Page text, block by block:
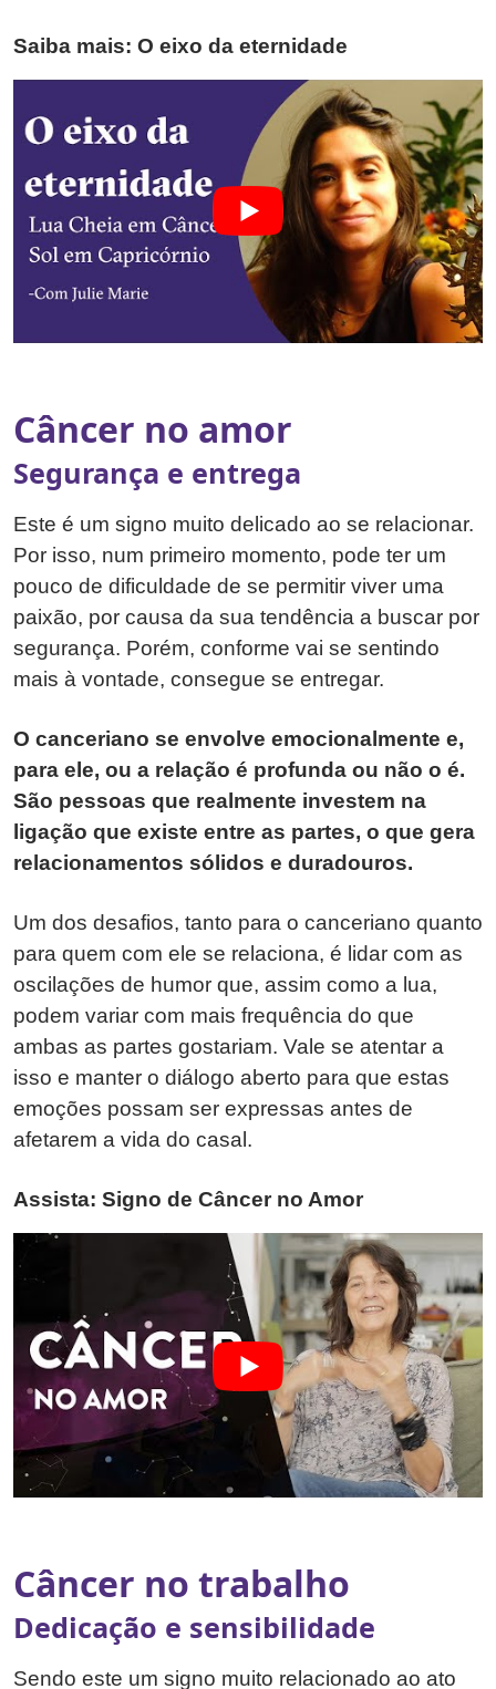
Saiba mais: O eixo da eternidade
Câncer no amor
Segurança e entrega
Este é um signo muito delicado ao se relacionar.
Por isso, num primeiro momento, pode ter um
pouco de dificuldade de se permitir viver uma
paixão, por causa da sua tendência a buscar por
segurança. Porém, conforme vai se sentindo
mais à vontade, consegue se entregar.
O canceriano se envolve emocionalmente e,
para ele, ou a relação é profunda ou não o é.
São pessoas que realmente investem na
ligação que existe entre as partes, o que gera
relacionamentos sólidos e duradouros.
Um dos desafios, tanto para o canceriano quanto
para quem com ele se relaciona, é lidar com as
oscilações de humor que, assim como a lua,
podem variar com mais frequência do que
ambas as partes gostariam. Vale se atentar a
isso e manter o diálogo aberto para que estas
emoções possam ser expressas antes de
afetarem a vida do casal.
Assista: Signo de Câncer no Amor
Câncer no trabalho
Dedicação e sensibilidade
Sendo este um signo muito relacionado ao ato